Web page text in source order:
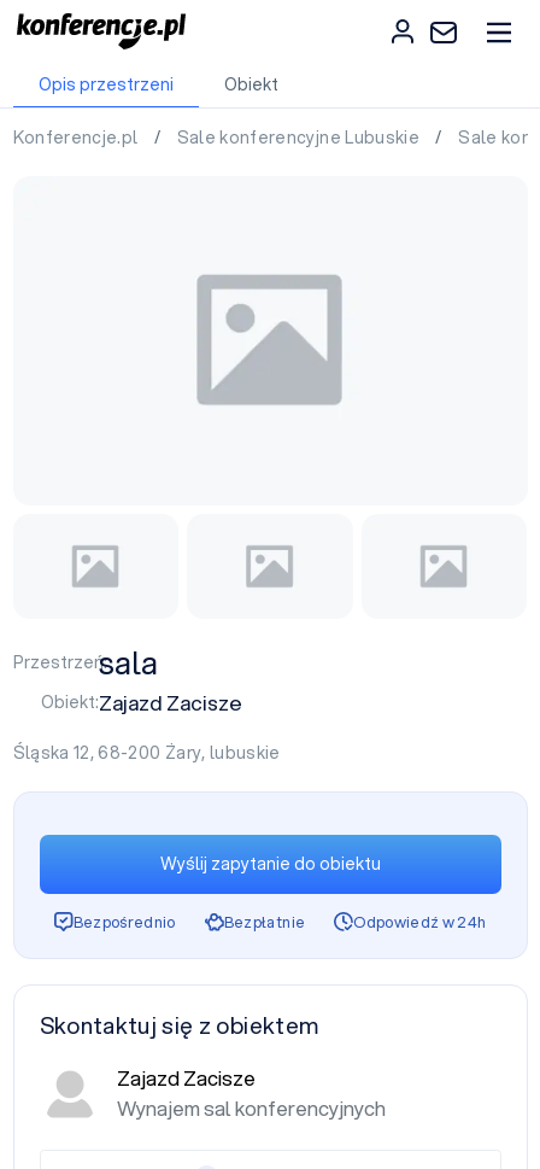
Opis przestrzeni Obiekt
Konferencje.pl / Sale konferencyjne Lubuskie / Sale
Przestrzeń:sala
Obiekt:Zajazd Zacisze
Śląska 12, 68-200 Żary, lubuskie
Wyślij zapytanie do obiektu
Bezpośrednio Bezpłatnie Odpowiedź w 24h
Skontaktuj się z obiektem
Zajazd Zacisze
Wynajem sal konferencyjnych